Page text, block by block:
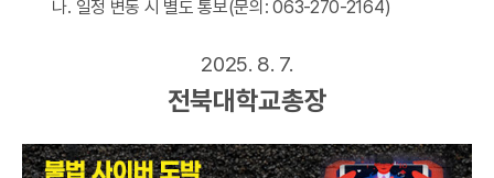
나. 일정 변동 시 별도 통보(문의 : 063-270-2164)
2025. 8. 7.
전북대학교총장